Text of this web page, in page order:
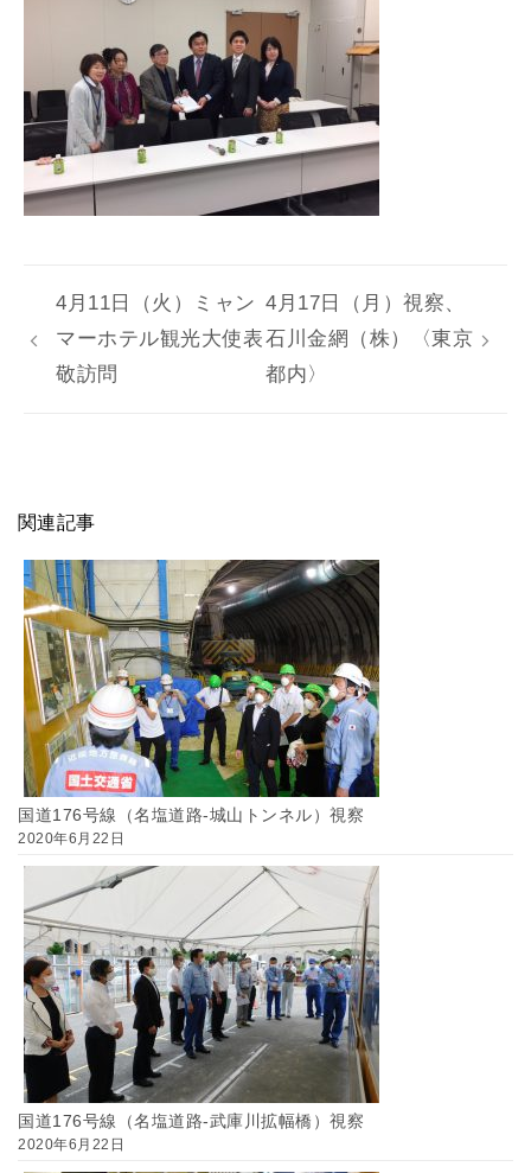
4月11日（火）ミャン
マーホテル観光大使表
敬訪問
4月17日（月）視察、
石川金網（株）〈東京
都内〉
関連記事
国道176号線（名塩道路-城山トンネル）視察
2020年6月22日
国道176号線（名塩道路-武庫川拡幅橋）視察
2020年6月22日